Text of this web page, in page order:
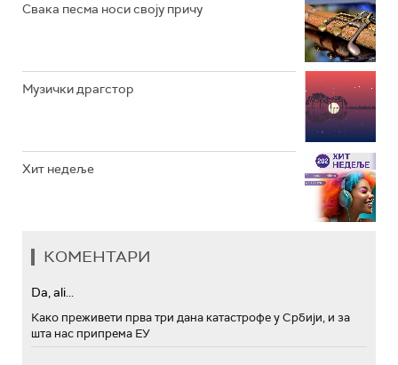
Свака песма носи своју причу
Музички драгстор
Хит недеље
КОМЕНТАРИ
Da, ali...
Како преживети прва три дана катастрофе у Србији, и за
шта нас припрема ЕУ